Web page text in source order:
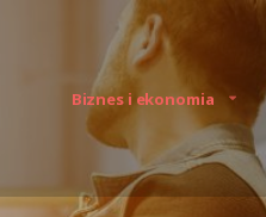
Biznes i ekonomia